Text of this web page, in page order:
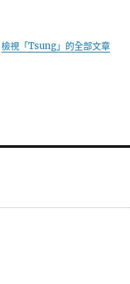
檢視「Tsung」的全部文章